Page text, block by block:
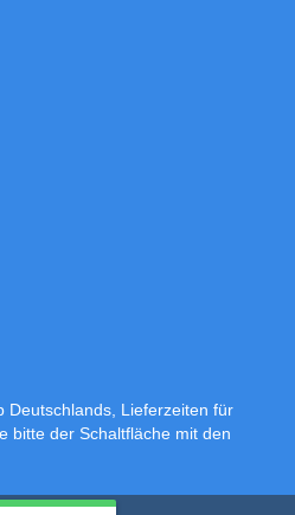
Deutschlands, Lieferzeiten für
bitte der Schaltfläche mit den